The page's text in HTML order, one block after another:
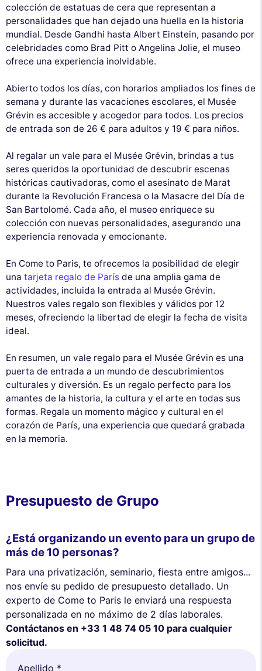
colección de estatuas de cera que representan a
personalidades que han dejado una huella en la historia
mundial. Desde Gandhi hasta Albert Einstein, pasando por
celebridades como Brad Pitt o Angelina Jolie, el museo
ofrece una experiencia inolvidable.
Abierto todos los días, con horarios ampliados los fines de
semana y durante las vacaciones escolares, el Musée
Grévin es accesible y acogedor para todos. Los precios
de entrada son de 26 € para adultos y 19 € para niños.
Al regalar un vale para el Musée Grévin, brindas a tus
seres queridos la oportunidad de descubrir escenas
históricas cautivadoras, como el asesinato de Marat
durante la Revolución Francesa o la Masacre del Día de
San Bartolomé. Cada año, el museo enriquece su
colección con nuevas personalidades, asegurando una
experiencia renovada y emocionante.
En Come to Paris, te ofrecemos la posibilidad de elegir
una tarjeta regalo de París de una amplia gama de
actividades, incluida la entrada al Musée Grévin.
Nuestros vales regalo son flexibles y válidos por 12
meses, ofreciendo la libertad de elegir la fecha de visita
ideal.
En resumen, un vale regalo para el Musée Grévin es una
puerta de entrada a un mundo de descubrimientos
culturales y diversión. Es un regalo perfecto para los
amantes de la historia, la cultura y el arte en todas sus
formas. Regala un momento mágico y cultural en el
corazón de París, una experiencia que quedará grabada
en la memoria.
Presupuesto de Grupo
¿Está organizando un evento para un grupo de
más de 10 personas?
Para una privatización, seminario, fiesta entre amigos...
nos envíe su pedido de presupuesto detallado. Un
experto de Come to Paris le enviará una respuesta
personalizada en no máximo de 2 días laborales.
Contáctanos en +33 1 48 74 05 10 para cualquier
solicitud.
Apellido *